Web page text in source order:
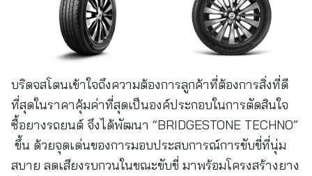
บริดจสโตนเข้าใจถึงความต้องการลูกค้าที่ต้องการสิ่งที่ดี
ที่สุดในราคาคุ้มค่าที่สุดเป็นองค์ประกอบในการตัดสินใจ
ซื้อยางรถยนต์ จึงได้พัฒนา “BRIDGESTONE TECHNO”
ขึ้น ด้วยจุดเด่นของการมอบประสบการณ์การขับขี่ที่นุ่ม
สบาย ลดเสียงรบกวนในขณะขับขี่ มาพร้อมโครงสร้างยาง